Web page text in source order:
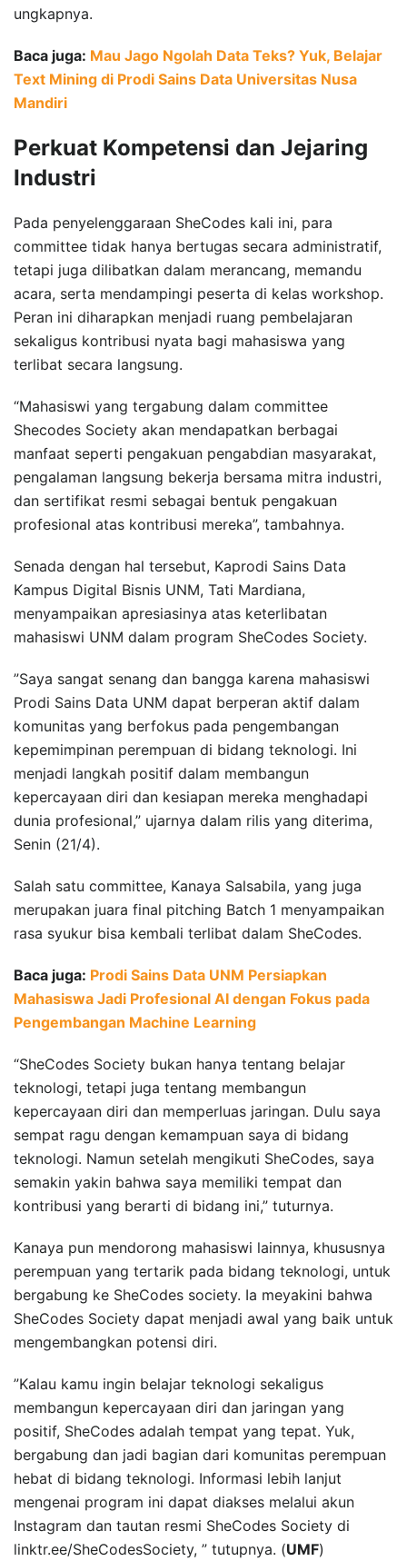
ungkapnya.
Baca juga: Mau Jago Ngolah Data Teks? Yuk, Belajar
Text Mining di Prodi Sains Data Universitas Nusa
Mandiri
Perkuat Kompetensi dan Jejaring
Industri
Pada penyelenggaraan SheCodes kali ini, para
committee tidak hanya bertugas secara administratif,
tetapi juga dilibatkan dalam merancang, memandu
acara, serta mendampingi peserta di kelas workshop.
Peran ini diharapkan menjadi ruang pembelajaran
sekaligus kontribusi nyata bagi mahasiswa yang
terlibat secara langsung.
“Mahasiswi yang tergabung dalam committee
Shecodes Society akan mendapatkan berbagai
manfaat seperti pengakuan pengabdian masyarakat,
pengalaman langsung bekerja bersama mitra industri,
dan sertifikat resmi sebagai bentuk pengakuan
profesional atas kontribusi mereka”, tambahnya.
Senada dengan hal tersebut, Kaprodi Sains Data
Kampus Digital Bisnis UNM, Tati Mardiana,
menyampaikan apresiasinya atas keterlibatan
mahasiswi UNM dalam program SheCodes Society.
”Saya sangat senang dan bangga karena mahasiswi
Prodi Sains Data UNM dapat berperan aktif dalam
komunitas yang berfokus pada pengembangan
kepemimpinan perempuan di bidang teknologi. Ini
menjadi langkah positif dalam membangun
kepercayaan diri dan kesiapan mereka menghadapi
dunia profesional,” ujarnya dalam rilis yang diterima,
Senin (21/4).
Salah satu committee, Kanaya Salsabila, yang juga
merupakan juara final pitching Batch 1 menyampaikan
rasa syukur bisa kembali terlibat dalam SheCodes.
Baca juga: Prodi Sains Data UNM Persiapkan
Mahasiswa Jadi Profesional AI dengan Fokus pada
Pengembangan Machine Learning
“SheCodes Society bukan hanya tentang belajar
teknologi, tetapi juga tentang membangun
kepercayaan diri dan memperluas jaringan. Dulu saya
sempat ragu dengan kemampuan saya di bidang
teknologi. Namun setelah mengikuti SheCodes, saya
semakin yakin bahwa saya memiliki tempat dan
kontribusi yang berarti di bidang ini,” tuturnya.
Kanaya pun mendorong mahasiswi lainnya, khususnya
perempuan yang tertarik pada bidang teknologi, untuk
bergabung ke SheCodes society. Ia meyakini bahwa
SheCodes Society dapat menjadi awal yang baik untuk
mengembangkan potensi diri.
”Kalau kamu ingin belajar teknologi sekaligus
membangun kepercayaan diri dan jaringan yang
positif, SheCodes adalah tempat yang tepat. Yuk,
bergabung dan jadi bagian dari komunitas perempuan
hebat di bidang teknologi. Informasi lebih lanjut
mengenai program ini dapat diakses melalui akun
Instagram dan tautan resmi SheCodes Society di
linktr.ee/SheCodesSociety, ” tutupnya. (UMF)